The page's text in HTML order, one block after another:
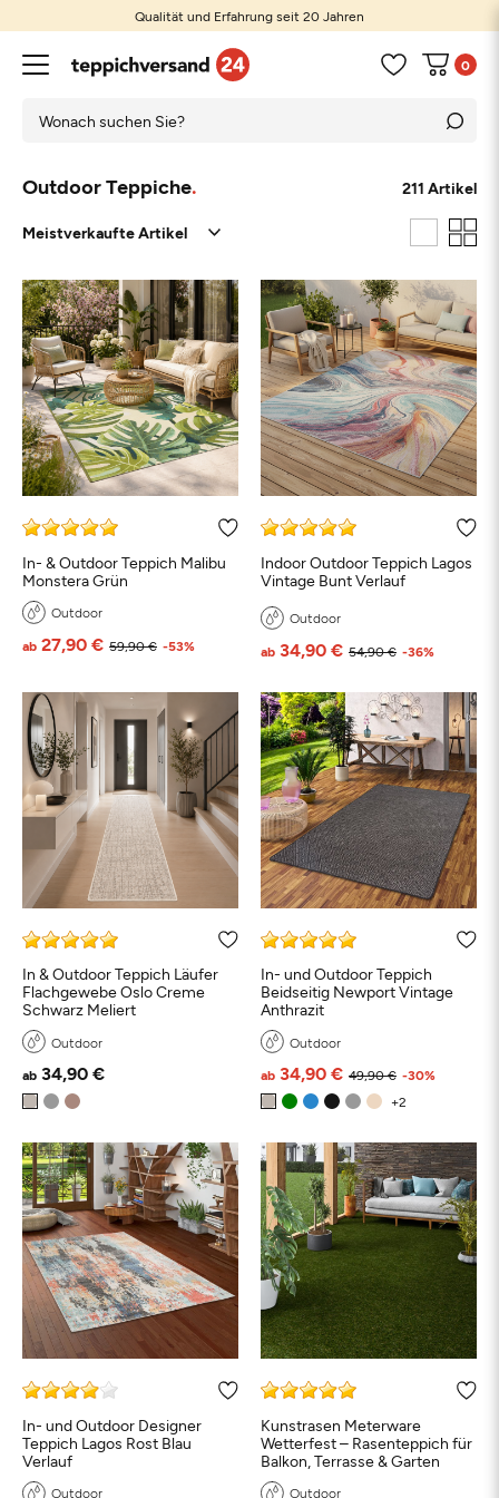
Qualität und Erfahrung seit 20 Jahren
0
Outdoor Teppiche 211 Artikel
In- & Outdoor Teppich Malibu
Monstera Grün
Outdoor
59,90 €
ab 27,90 € -53%
Indoor Outdoor Teppich Lagos
Vintage Bunt Verlauf
Outdoor
54,90 €
ab 34,90 € -36%
In & Outdoor Teppich Läufer
Flachgewebe Oslo Creme
Schwarz Meliert
Outdoor
ab 34,90 €
In- und Outdoor Teppich
Beidseitig Newport Vintage
Anthrazit
Outdoor
49,90 €
ab 34,90 € -30%
In- und Outdoor Designer
Teppich Lagos Rost Blau
Verlauf
Outdoor
Kunstrasen Meterware
Wetterfest – Rasenteppich für
Balkon, Terrasse & Garten
Outdoor